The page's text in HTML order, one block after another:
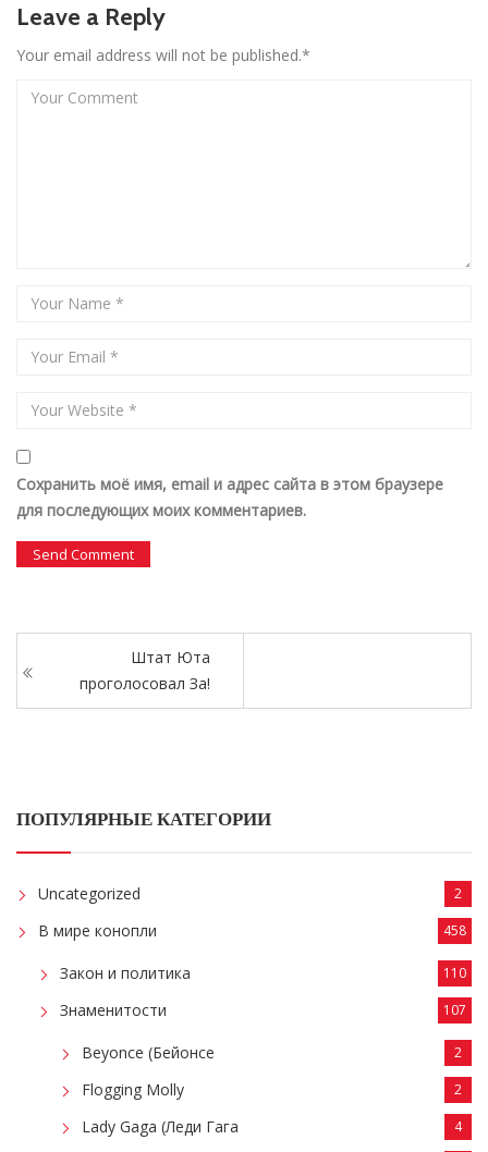
Leave a Reply
Your email address will not be published.*
Сохранить моё имя, email и адрес сайта в этом браузере
для последующих моих комментариев.
Штат Юта
проголосовал За!
ПОПУЛЯРНЫЕ КАТЕГОРИИ
Uncategorized 2
В мире конопли 458
Закон и политика 110
Знаменитости 107
Beyonce (Бейонсе 2
Flogging Molly 2
Lady Gaga (Леди Гага 4